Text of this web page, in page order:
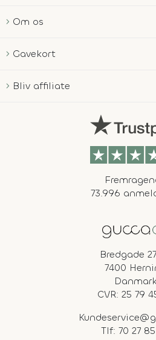
Om os
Gavekort
Bliv affiliate
73.996
Bredgade
7400
CVR: 25 79
Tlf: 70 27